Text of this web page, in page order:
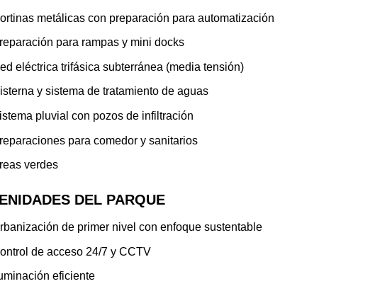
metálicas con preparación para automatización
para rampas y mini docks
eléctrica trifásica subterránea (media tensión)
y sistema de tratamiento de aguas
pluvial con pozos de infiltración
para comedor y sanitarios
verdes
DEL PARQUE
de primer nivel con enfoque sustentable
de acceso 24/7 y CCTV
eficiente